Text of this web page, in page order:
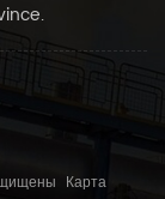
Карта